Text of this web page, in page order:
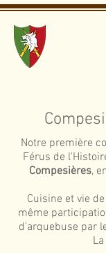
Notre première
Férus de
Compesières,
Cuisine et vie
même
d'arquebuse par